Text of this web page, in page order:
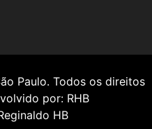
Paulo. Todos os direitos
por: RHB
HB